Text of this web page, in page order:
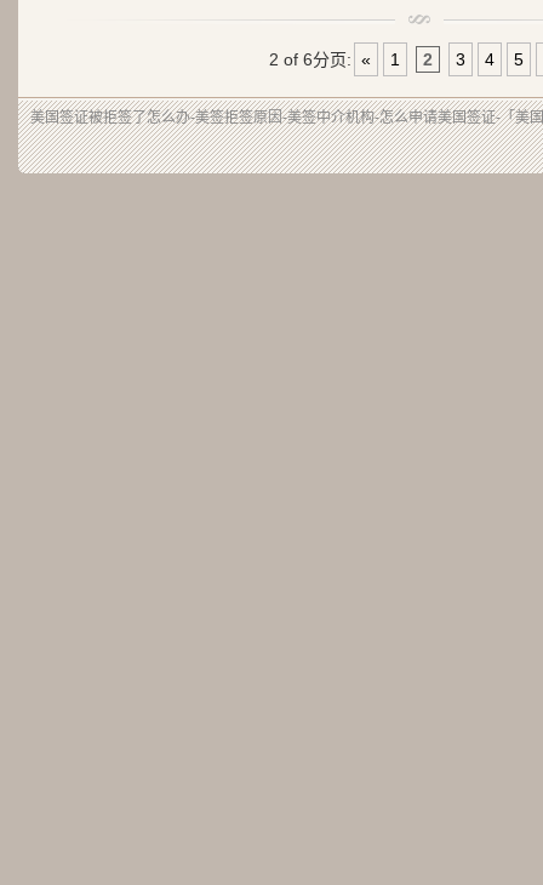
2 of 6分页: « 1 2 3 4 5
美国签证被拒签了怎么办-美签拒签原因-美签中介机构-怎么申请美国签证-「美